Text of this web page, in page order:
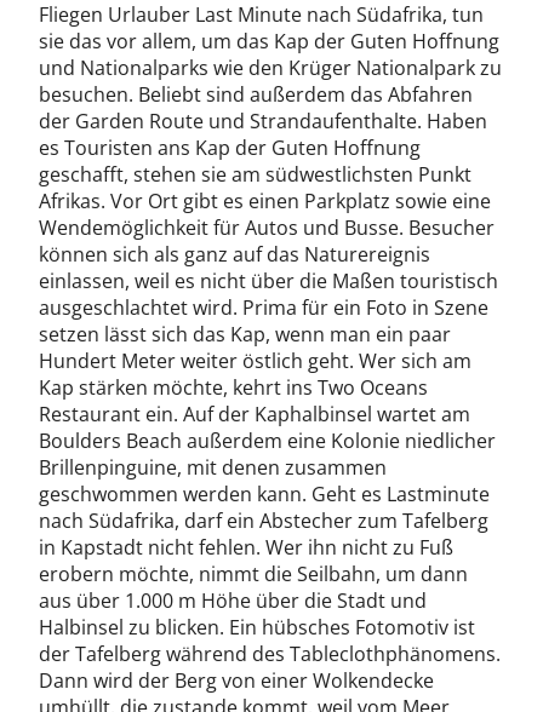
Fliegen Urlauber Last Minute nach Südafrika, tun
sie das vor allem, um das Kap der Guten Hoffnung
und Nationalparks wie den Krüger Nationalpark zu
besuchen. Beliebt sind außerdem das Abfahren
der Garden Route und Strandaufenthalte. Haben
es Touristen ans Kap der Guten Hoffnung
geschafft, stehen sie am südwestlichsten Punkt
Afrikas. Vor Ort gibt es einen Parkplatz sowie eine
Wendemöglichkeit für Autos und Busse. Besucher
können sich als ganz auf das Naturereignis
einlassen, weil es nicht über die Maßen touristisch
ausgeschlachtet wird. Prima für ein Foto in Szene
setzen lässt sich das Kap, wenn man ein paar
Hundert Meter weiter östlich geht. Wer sich am
Kap stärken möchte, kehrt ins Two Oceans
Restaurant ein. Auf der Kaphalbinsel wartet am
Boulders Beach außerdem eine Kolonie niedlicher
Brillenpinguine, mit denen zusammen
geschwommen werden kann. Geht es Lastminute
nach Südafrika, darf ein Abstecher zum Tafelberg
in Kapstadt nicht fehlen. Wer ihn nicht zu Fuß
erobern möchte, nimmt die Seilbahn, um dann
aus über 1.000 m Höhe über die Stadt und
Halbinsel zu blicken. Ein hübsches Fotomotiv ist
der Tafelberg während des Tableclothphänomens.
Dann wird der Berg von einer Wolkendecke